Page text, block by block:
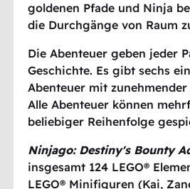
goldenen Pfade und Ninja
die Durchgänge von Raum
Die Abenteuer geben jeder
Geschichte. Es gibt sechs
Abenteuer mit
Alle Abenteuer können
beliebiger Reihenfolge
Ninjago: Destiny's Bounty
insgesamt 124 LEGO®
LEGO® Minifiguren (Kai,